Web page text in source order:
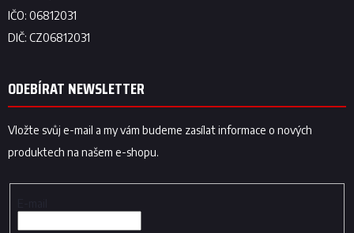
ODEBÍRAT NEWSLETTER
Vložte svůj e-mail a my vám budeme zasílat informace o nových
produktech na našem e-shopu.